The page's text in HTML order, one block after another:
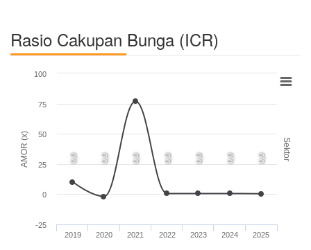
Rasio Cakupan Bunga (ICR)
AMOR (x) Sektor
0,0 0,0 0,0 0,0 0,0 0,0 0,0
2019 2020 2021 2022 2023 2024 2025
-25
0
25
50
75
100